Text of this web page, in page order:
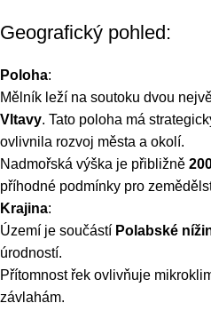
Geografický pohled:
Poloha:
Mělník leží na soutoku dvou
Vltavy. Tato poloha má
ovlivnila rozvoj města a okolí.
Nadmořská výška je přibližně
příhodné podmínky pro
Krajina:
Území je součástí Polabské
úrodností.
Přítomnost řek ovlivňuje
závlahám.